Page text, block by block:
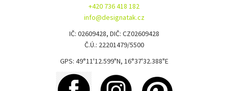
+420 736 418 182
info@designatak.cz
IČ: 02609428, DIČ: CZ02609428
Č.Ú.: 22201479/5500
GPS: 49°11'12.599"N, 16°37'32.388"E